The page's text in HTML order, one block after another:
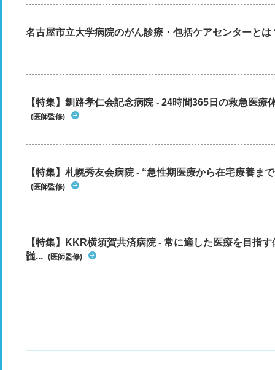
名古屋市立大学病院のがん診療・包括ケアセンターとは
【特集】釧路孝仁会記念病院 - 24時間365日の救急医療
(医師監修)
【特集】札幌秀友会病院 - “急性期医療から在宅療養ま
(医師監修)
【特集】KKR横須賀共済病院 - 常に適した医療を目指
髄... (医師監修)